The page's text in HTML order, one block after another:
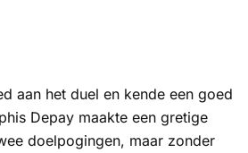
aan het duel en kende een goed
Depay maakte een gretige
doelpogingen, maar zonder